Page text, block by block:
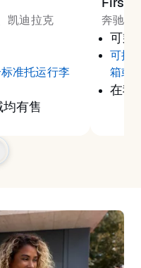
凯迪拉克
准托运行李
有售
奔驰S
可乘
可携
箱或
在我